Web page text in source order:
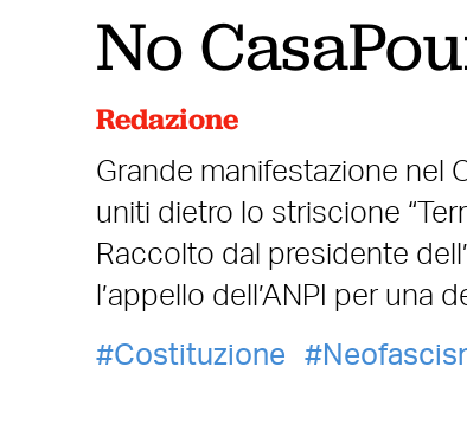
No
Redazione
Grande manifestazione nel
uniti dietro lo striscione
Raccolto dal presidente
l’appello dell’ANPI per una
Costituzione